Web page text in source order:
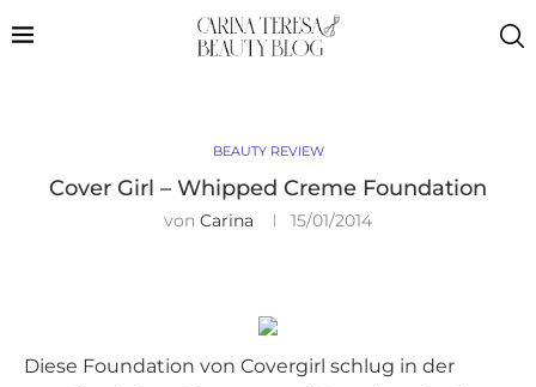
BEAUTY REVIEW
Cover Girl – Whipped Creme Foundation
von Carina 15/01/2014
Diese Foundation von Covergirl schlug in der